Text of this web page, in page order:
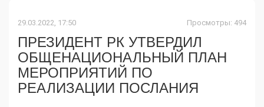
29.03.2022, 17:50 Просмотры: 494
ПРЕЗИДЕНТ РК УТВЕРДИЛ
ОБЩЕНАЦИОНАЛЬНЫЙ ПЛАН
МЕРОПРИЯТИЙ ПО
РЕАЛИЗАЦИИ ПОСЛАНИЯ